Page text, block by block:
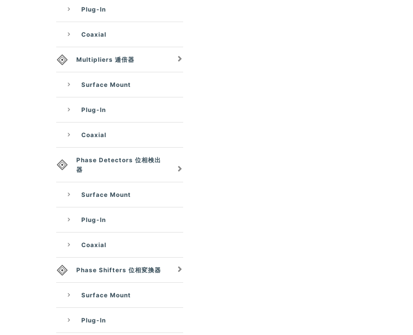
Plug-In
Coaxial
Multipliers 逓倍器
Surface Mount
Plug-In
Coaxial
Phase Detectors 位相検出
器
Surface Mount
Plug-In
Coaxial
Phase Shifters 位相変換器
Surface Mount
Plug-In